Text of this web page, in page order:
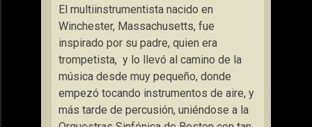
El multiinstrumentista nacido en
Winchester, Massachusetts, fue
inspirado por su padre, quien era
trompetista, y lo llevó al camino de la
música desde muy pequeño, donde
empezó tocando instrumentos de aire, y
más tarde de percusión, uniéndose a la